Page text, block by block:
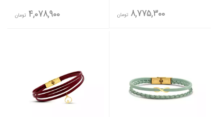
8,775,300 تومان 4,078,900 تومان